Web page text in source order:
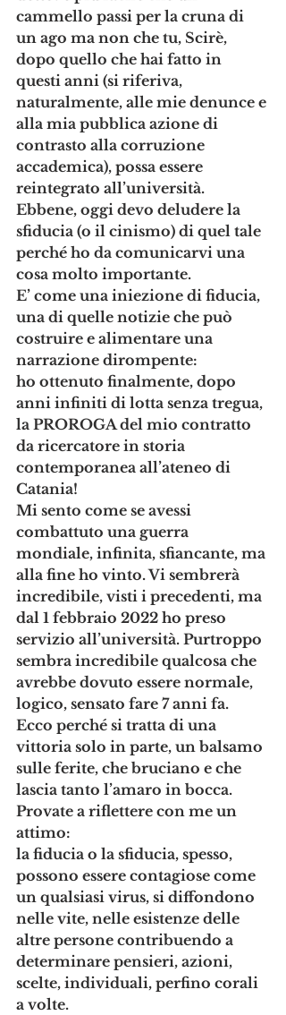
cammello passi per la cruna di
un ago ma non che tu, Scirè,
dopo quello che hai fatto in
questi anni (si riferiva,
naturalmente, alle mie denunce e
alla mia pubblica azione di
contrasto alla corruzione
accademica), possa essere
reintegrato all’università.
Ebbene, oggi devo deludere la
sfiducia (o il cinismo) di quel tale
perché ho da comunicarvi una
cosa molto importante.
E’ come una iniezione di fiducia,
una di quelle notizie che può
costruire e alimentare una
narrazione dirompente:
ho ottenuto finalmente, dopo
anni infiniti di lotta senza tregua,
la PROROGA del mio contratto
da ricercatore in storia
contemporanea all’ateneo di
Catania!
Mi sento come se avessi
combattuto una guerra
mondiale, infinita, sfiancante, ma
alla fine ho vinto. Vi sembrerà
incredibile, visti i precedenti, ma
dal 1 febbraio 2022 ho preso
servizio all’università. Purtroppo
sembra incredibile qualcosa che
avrebbe dovuto essere normale,
logico, sensato fare 7 anni fa.
Ecco perché si tratta di una
vittoria solo in parte, un balsamo
sulle ferite, che bruciano e che
lascia tanto l’amaro in bocca.
Provate a riflettere con me un
attimo:
la fiducia o la sfiducia, spesso,
possono essere contagiose come
un qualsiasi virus, si diffondono
nelle vite, nelle esistenze delle
altre persone contribuendo a
determinare pensieri, azioni,
scelte, individuali, perfino corali
a volte.